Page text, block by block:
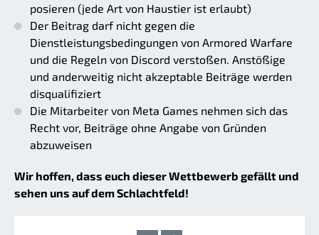
posieren (jede Art von Haustier ist erlaubt)
Der Beitrag darf nicht gegen die
Dienstleistungsbedingungen von Armored Warfare
und die Regeln von Discord verstoßen. Anstößige
und anderweitig nicht akzeptable Beiträge werden
disqualifiziert
Die Mitarbeiter von Meta Games nehmen sich das
Recht vor, Beiträge ohne Angabe von Gründen
abzuweisen
Wir hoffen, dass euch dieser Wettbewerb gefällt und
sehen uns auf dem Schlachtfeld!